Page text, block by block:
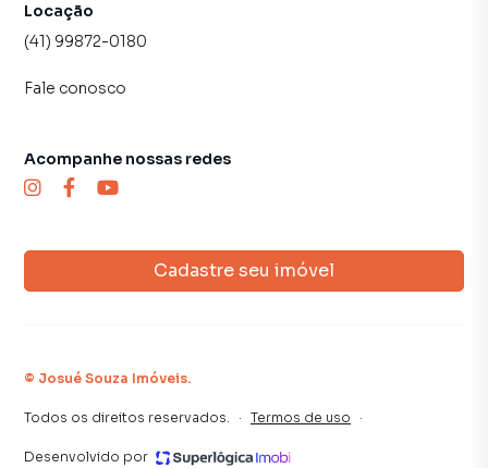
Locação
(41) 99872-0180
Fale conosco
Cadastre seu imóvel
Acompanhe nossas redes
© Josué Souza Imóveis.
Todos os direitos reservados. · Termos de uso ·
Desenvolvido por